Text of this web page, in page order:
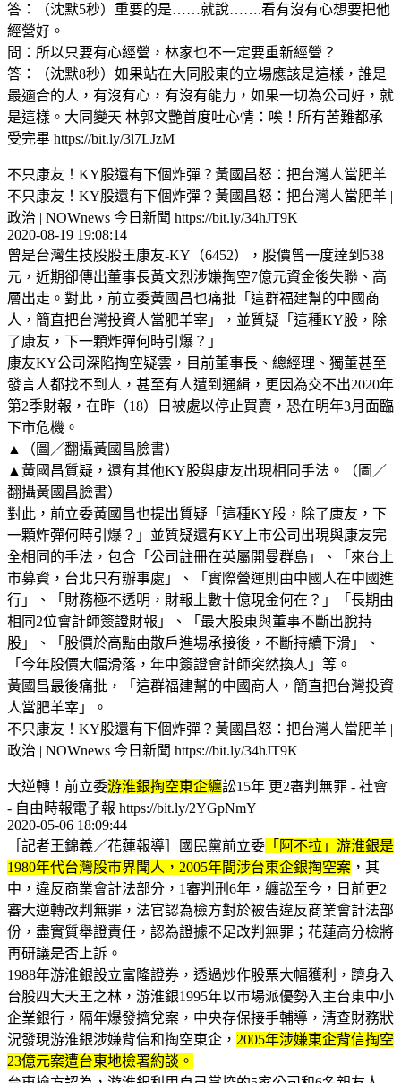
答：（沈默5秒）重要的是……就說…….看有沒有心想要把他
經營好。
問：所以只要有心經營，林家也不一定要重新經營？
答：（沈默8秒）如果站在大同股東的立場應該是這樣，誰是
最適合的人，有沒有心，有沒有能力，如果一切為公司好，就
是這樣。大同變天 林郭文艷首度吐心情：唉！所有苦難都承
受完畢 https://bit.ly/3l7LJzM
不只康友！KY股還有下個炸彈？黃國昌怒：把台灣人當肥羊
不只康友！KY股還有下個炸彈？黃國昌怒：把台灣人當肥羊 |
政治 | NOWnews 今日新聞 https://bit.ly/34hJT9K
2020-08-19 19:08:14
曾是台灣生技股股王康友-KY（6452），股價曾一度達到538
元，近期卻傳出董事長黃文烈涉嫌掏空7億元資金後失聯、高
層出走。對此，前立委黃國昌也痛批「這群福建幫的中國商
人，簡直把台灣投資人當肥羊宰」，並質疑「這種KY股，除
了康友，下一顆炸彈何時引爆？」
康友KY公司深陷掏空疑雲，目前董事長、總經理、獨董甚至
發言人都找不到人，甚至有人遭到通緝，更因為交不出2020年
第2季財報，在昨（18）日被處以停止買賣，恐在明年3月面臨
下市危機。
▲（圖／翻攝黃國昌臉書）
▲黃國昌質疑，還有其他KY股與康友出現相同手法。（圖／
翻攝黃國昌臉書）
對此，前立委黃國昌也提出質疑「這種KY股，除了康友，下
一顆炸彈何時引爆？」並質疑還有KY上市公司出現與康友完
全相同的手法，包含「公司註冊在英屬開曼群島」、「來台上
市募資，台北只有辦事處」、「實際營運則由中國人在中國進
行」、「財務極不透明，財報上數十億現金何在？」「長期由
相同2位會計師簽證財報」、「最大股東與董事不斷出脫持
股」、「股價於高點由散戶進場承接後，不斷持續下滑」、
「今年股價大幅滑落，年中簽證會計師突然換人」等。
黃國昌最後痛批，「這群福建幫的中國商人，簡直把台灣投資
人當肥羊宰」。
不只康友！KY股還有下個炸彈？黃國昌怒：把台灣人當肥羊 |
政治 | NOWnews 今日新聞 https://bit.ly/34hJT9K
大逆轉！前立委游淮銀掏空東企纏訟15年 更2審判無罪 - 社會
- 自由時報電子報 https://bit.ly/2YGpNmY
2020-05-06 18:09:44
［記者王錦義／花蓮報導］國民黨前立委 「阿不拉」游淮銀是
1980年代台灣股市界聞人，2005年間涉台東企銀掏空案 ，其
中，違反商業會計法部分，1審判刑6年，纏訟至今，日前更2
審大逆轉改判無罪，法官認為檢方對於被告違反商業會計法部
份，盡實質舉證責任，認為證據不足改判無罪；花蓮高分檢將
再研議是否上訴。
1988年游淮銀設立富隆證券，透過炒作股票大幅獲利，躋身入
台股四大天王之林，游淮銀1995年以市場派優勢入主台東中小
企業銀行，隔年爆發擠兌案，中央存保接手輔導，清查財務狀
況發現游淮銀涉嫌背信和掏空東企， 2005年涉嫌東企背信掏空
23億元案遭台東地檢署約談。